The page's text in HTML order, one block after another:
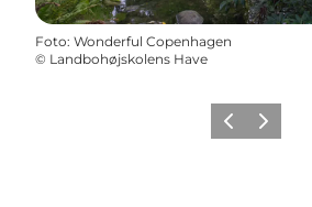
Foto: Wonderful Copenhagen
© Landbohøjskolens Have
ForrigeNæste